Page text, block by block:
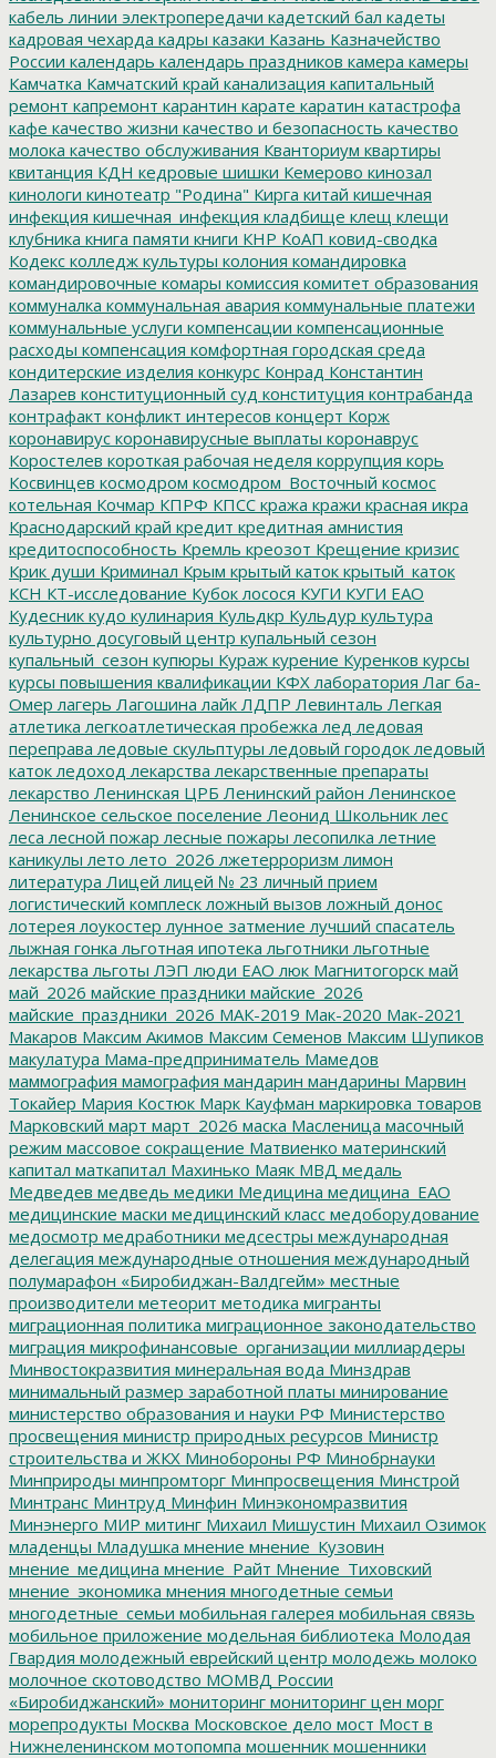
кабель линии электропередачи кадетский бал кадеты
кадровая чехарда кадры казаки Казань Казначейство
России календарь календарь праздников камера камеры
Камчатка Камчатский край канализация капитальный
ремонт капремонт карантин карате каратин катастрофа
кафе качество жизни качество и безопасность качество
молока качество обслуживания Кванториум квартиры
квитанция КДН кедровые шишки Кемерово кинозал
кинологи кинотеатр "Родина" Кирга китай кишечная
инфекция кишечная_инфекция кладбище клещ клещи
клубника книга памяти книги КНР КоАП ковид-сводка
Кодекс колледж культуры колония командировка
командировочные комары комиссия комитет образования
коммуналка коммунальная авария коммунальные платежи
коммунальные услуги компенсации компенсационные
расходы компенсация комфортная городская среда
кондитерские изделия конкурс Конрад Константин
Лазарев конституционный суд конституция контрабанда
контрафакт конфликт интересов концерт Корж
коронавирус коронавирусные выплаты коронаврус
Коростелев короткая рабочая неделя коррупция корь
Косвинцев космодром космодром_Восточный космос
котельная Кочмар КПРФ КПСС кража кражи красная икра
Краснодарский край кредит кредитная амнистия
кредитоспособность Кремль креозот Крещение кризис
Крик души Криминал Крым крытый каток крытый_каток
КСН КТ-исследование Кубок лосося КУГИ КУГИ ЕАО
Кудесник кудо кулинария Кульдкр Кульдур культура
культурно досуговый центр купальный сезон
купальный_сезон купюры Кураж курение Куренков курсы
курсы повышения квалификации КФХ лаборатория Лаг ба-
Омер лагерь Лагошина лайк ЛДПР Левинталь Легкая
атлетика легкоатлетическая пробежка лед ледовая
переправа ледовые скульптуры ледовый городок ледовый
каток ледоход лекарства лекарственные препараты
лекарство Ленинская ЦРБ Ленинский район Ленинское
Ленинское сельское поселение Леонид Школьник лес
леса лесной пожар лесные пожары лесопилка летние
каникулы лето лето_2026 лжетерроризм лимон
литература Лицей лицей № 23 личный прием
логистический комплеск ложный вызов ложный донос
лотерея лоукостер лунное затмение лучший спасатель
лыжная гонка льготная ипотека льготники льготные
лекарства льготы ЛЭП люди ЕАО люк Магнитогорск май
май_2026 майские праздники майские_2026
майские_праздники_2026 МАК-2019 Мак-2020 Мак-2021
Макаров Максим Акимов Максим Семенов Максим Шупиков
макулатура Мама-предприниматель Мамедов
маммография мамография мандарин мандарины Марвин
Токайер Мария Костюк Марк Кауфман маркировка товаров
Марковский март март_2026 маска Масленица масочный
режим массовое сокращение Матвиенко материнский
капитал маткапитал Махинько Маяк МВД медаль
Медведев медведь медики Медицина медицина_ЕАО
медицинские маски медицинский класс медоборудование
медосмотр медработники медсестры международная
делегация международные отношения международный
полумарафон «Биробиджан-Валдгейм» местные
производители метеорит методика мигранты
миграционная политика миграционное законодательство
миграция микрофинансовые_организации миллиардеры
Минвостокразвития минеральная вода Минздрав
минимальный размер заработной платы минирование
министерство образования и науки РФ Министерство
просвещения министр природных ресурсов Министр
строительства и ЖКХ Минобороны РФ Минобрнауки
Минприроды минпромторг Минпросвещения Минстрой
Минтранс Минтруд Минфин Минэкономразвития
Минэнерго МИР митинг Михаил Мишустин Михаил Озимок
младенцы Младушка мнение мнение_Кузовин
мнение_медицина мнение_Райт Мнение_Тиховский
мнение_экономика мнения многодетные семьи
многодетные_семьи мобильная галерея мобильная связь
мобильное приложение модельная библиотека Молодая
Гвардия молодежный еврейский центр молодежь молоко
молочное скотоводство МОМВД России
«Биробиджанский» мониторинг мониторинг цен морг
морепродукты Москва Московское дело мост Мост в
Нижнеленинском мотопомпа мошенник мошенники